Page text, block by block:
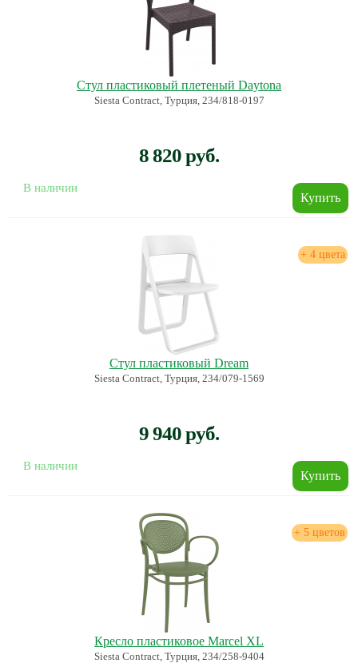
Стул пластиковый плетеный Daytona
Siesta Contract, Турция, 234/818-0197
8 820 руб.
В наличии
+ 4 цвета
Стул пластиковый Dream
Siesta Contract, Турция, 234/079-1569
9 940 руб.
В наличии
+ 5 цветов
Кресло пластиковое Marcel XL
Siesta Contract, Турция, 234/258-9404